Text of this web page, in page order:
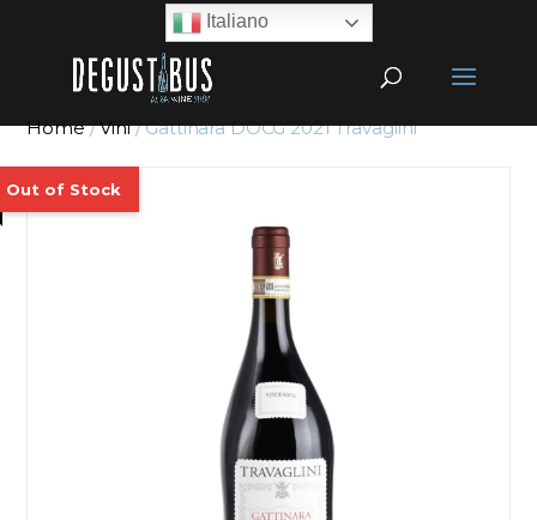
Home/Vini/ Gattinara DOCG 2021 Travaglini
Italiano